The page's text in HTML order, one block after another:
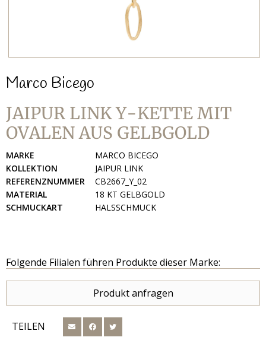
Marco Bicego
JAIPUR LINK Y-KETTE MIT
OVALEN AUS GELBGOLD
MARKE
MARCO BICEGO
KOLLEKTION
JAIPUR LINK
REFERENZNUMMER
CB2667_Y_02
MATERIAL
18 KT GELBGOLD
SCHMUCKART
HALSSCHMUCK
Folgende Filialen führen Produkte dieser Marke:
Produkt anfragen
TEILEN